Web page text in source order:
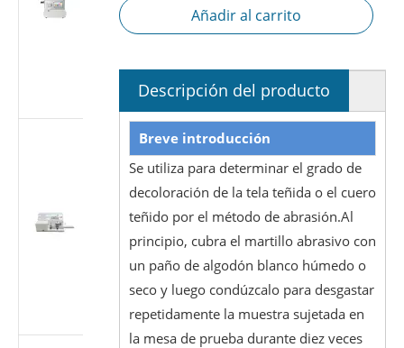
estanqueidad
a presión
7886-1
Probador de
fugas de aire
de jeringa
médica |
Probador de
estanqueidad
al vacío de
-88 kPa
según ISO
7886-1
Añadir al carrito
Descripción del producto
Breve introducción
Se utiliza para determinar el grado de
decoloración de la tela teñida o el cuero
teñido por el método de abrasión.Al
principio, cubra el martillo abrasivo con
un paño de algodón blanco húmedo o
seco y luego condúzcalo para desgastar
repetidamente la muestra sujetada en
la mesa de prueba durante diez veces